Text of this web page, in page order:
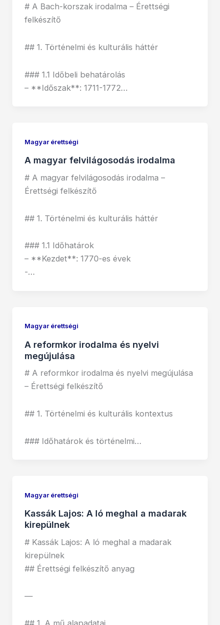
# A Bach-korszak irodalma – Érettségi
felkészítő
## 1. Történelmi és kulturális háttér
### 1.1 Időbeli behatárolás
– **Időszak**: 1711-1772…
Magyar érettségi
A magyar felvilágosodás irodalma
# A magyar felvilágosodás irodalma –
Érettségi felkészítő
## 1. Történelmi és kulturális háttér
### 1.1 Időhatárok
– **Kezdet**: 1770-es évek
-…
Magyar érettségi
A reformkor irodalma és nyelvi
megújulása
# A reformkor irodalma és nyelvi megújulása
– Érettségi felkészítő
## 1. Történelmi és kulturális kontextus
### Időhatárok és történelmi…
Magyar érettségi
Kassák Lajos: A ló meghal a madarak
kirepülnek
# Kassák Lajos: A ló meghal a madarak
kirepülnek
## Érettségi felkészítő anyag
—